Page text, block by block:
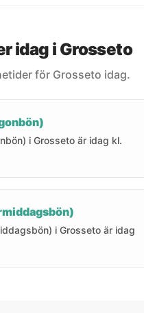
idag i Grosseto
för Grosseto idag.
i Grosseto är idag kl.
i Grosseto är idag